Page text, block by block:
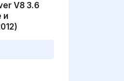
V8 3.6
и